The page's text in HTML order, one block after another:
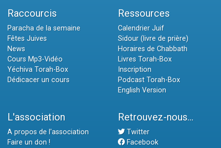
Raccourcis
Paracha de la semaine
Fêtes Juives
News
Cours Mp3-Vidéo
Yéchiva Torah-Box
Dédicacer un cours
Ressources
Calendrier Juif
Sidour (livre de prière)
Horaires de Chabbath
Livres Torah-Box
Inscription
Podcast Torah-Box
English Version
L'association
A propos de l'association
Faire un don !
Retrouvez-nous...
Twitter
Facebook